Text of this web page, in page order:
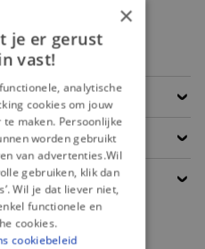
×
je er gerust
vast!
analytische
cookies om jouw
maken. Persoonlijke
worden gebruikt
van advertenties.Wil
gebruiken, klik dan
Wil je dat liever niet,
functionele en
cookies.
cookiebeleid